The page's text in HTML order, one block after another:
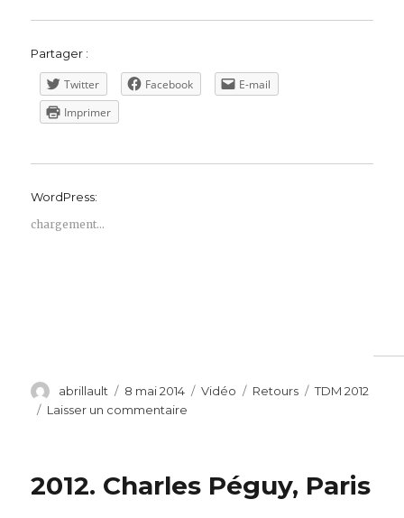
Partager :
Twitter Facebook
E-mail
Imprimer
WordPress:
chargement…
Auteur
abrillault
Publié
le
8 mai 2014 Format
Vidéo Catégories
Retours Étiquettes
TDM 2012
Laisser un commentaire
réalisé
2012. Charles Péguy, Paris